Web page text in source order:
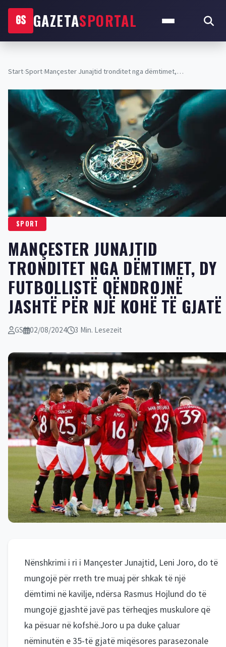
GS GAZETASPORTAL
Start›Sport›Mançester Junajtid tronditet nga dëmtimet,…
SPORT
MANÇESTER JUNAJTID
TRONDITET NGA DËMTIMET, DY
FUTBOLLISTË QËNDROJNË
JASHTË PËR NJË KOHË TË GJATË
GS 02/08/2024 3 Min. Lesezeit
Nënshkrimi i ri i Mançester Junajtid, Leni Joro, do të
mungojë për rreth tre muaj për shkak të një
dëmtimi në kavilje, ndërsa Rasmus Hojlund do të
mungojë gjashtë javë pas tërheqjes muskulore që
ka pësuar në kofshë.Joro u pa duke çaluar
nëminutën e 35-të gjatë miqësores parasezonale